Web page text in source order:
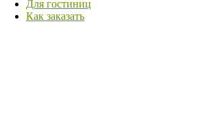
Для гостиниц
Как заказать